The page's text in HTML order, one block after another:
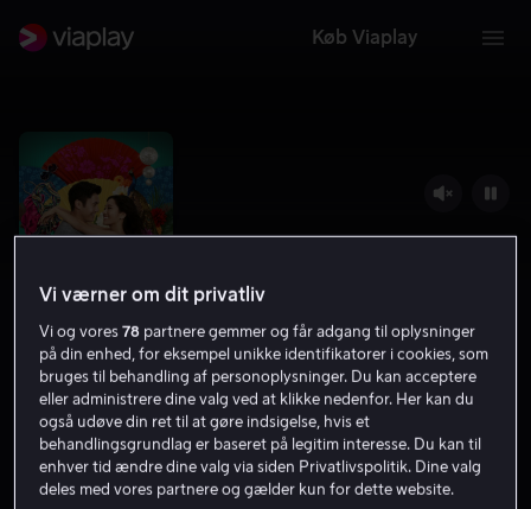
Køb Viaplay
Crazy Rich Asians
6.9 Komedie Romantik 2018
1 t. 55 min
7 år
Vi værner om dit privatliv
Vi og vores78 partnere gemmer og får adgang til oplysninger
på din enhed, for eksempel unikke identifikatorer i cookies, som
bruges til behandling af personoplysninger. Du kan acceptere
eller administrere dine valg ved at klikke nedenfor. Her kan du
også udøve din ret til at gøre indsigelse, hvis et
behandlingsgrundlag er baseret på legitim interesse. Du kan til
enhver tid ændre dine valg via siden Privatlivspolitik. Dine valg
deles med vores partnere og gælder kun for dette website.